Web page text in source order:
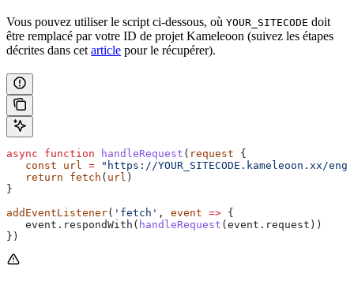
Vous pouvez utiliser le script ci-dessous, où YOUR_SITECODE doit
être remplacé par votre ID de projet Kameleoon (suivez les étapes
décrites dans cet article pour le récupérer).
async function handleRequest ( request {
   const
url = "https://YOUR_SITECODE.kameleoon.xx/
   return
fetch ( url )
}
addEventListener( 'fetch' , event => {
   event.respondWith(
handleRequest (event.request))
})